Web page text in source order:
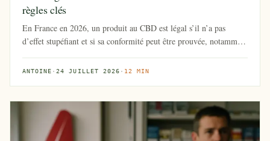
règles clés
En France en 2026, un produit au CBD est légal s’il n’a pas
d’effet stupéfiant et si sa conformité peut être prouvée, notamment
ANTOINE ·24 JUILLET 2026 · 12 MIN